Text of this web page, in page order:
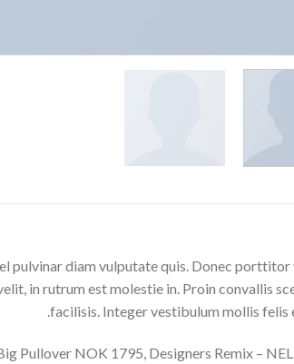
pulvinar diam vulputate quis. Donec
in rutrum est molestie in. Proin convallis
facilisis. Integer vestibulum mollis felis
Pullover NOK 1795, Designers Remix –